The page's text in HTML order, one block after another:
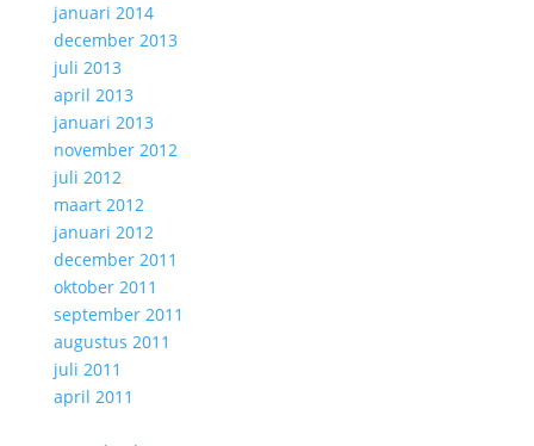
januari 2014
december 2013
juli 2013
april 2013
januari 2013
november 2012
juli 2012
maart 2012
januari 2012
december 2011
oktober 2011
september 2011
augustus 2011
juli 2011
april 2011